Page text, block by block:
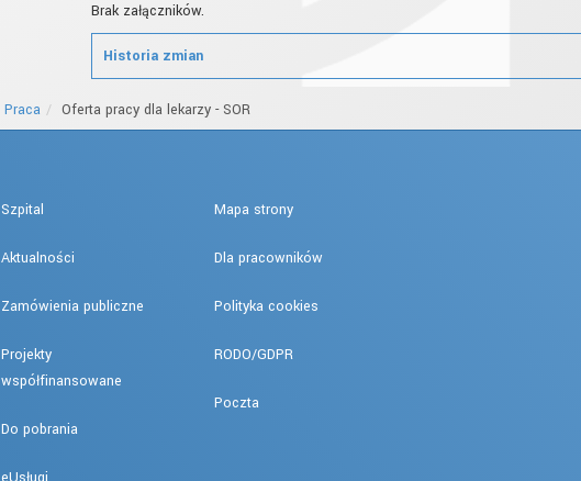
Brak załączników.
Historia zmian
Praca Oferta pracy dla lekarzy - SOR
Szpital
Aktualności
Zamówienia publiczne
Projekty
współfinansowane
Do pobrania
Mapa strony
Dla pracowników
Polityka cookies
RODO/GDPR
Poczta